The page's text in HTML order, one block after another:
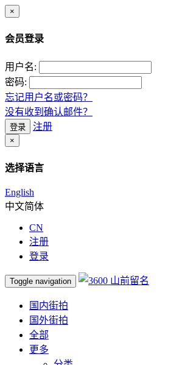
×
会员登录
用户名:
密码:
忘记用户名或密码？
没有收到确认邮件？
登录 注册
×
选择语言
English
中文简体
CN
注册
登录
Toggle navigation
国内街拍
国外街拍
全部
更多